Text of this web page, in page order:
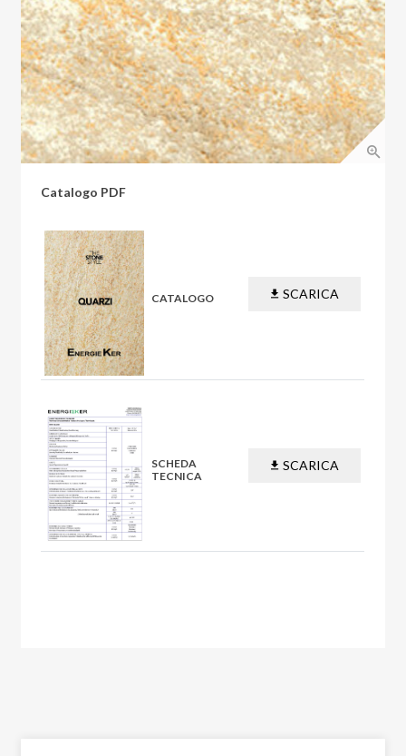
Catalogo PDF
CATALOGO SCARICA
SCHEDA
TECNICA
SCARICA